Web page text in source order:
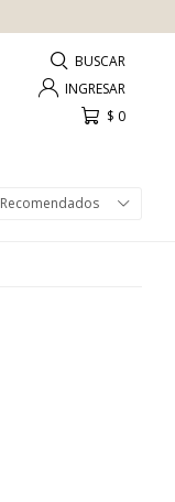
$ 0
Recomendados